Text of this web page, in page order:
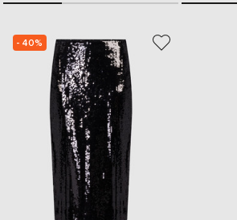
- 40%